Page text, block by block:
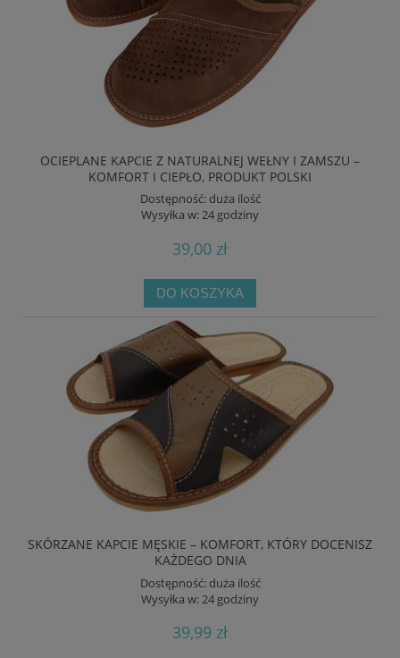
OCIEPLANE KAPCIE Z NATURALNEJ WEŁNY I ZAMSZU –
KOMFORT I CIEPŁO, PRODUKT POLSKI
Dostępność: duża ilość
Wysyłka w:24 godziny
39,00 zł
DO KOSZYKA
SKÓRZANE KAPCIE MĘSKIE – KOMFORT, KTÓRY DOCENISZ
KAŻDEGO DNIA
Dostępność: duża ilość
Wysyłka w:24 godziny
39,99 zł